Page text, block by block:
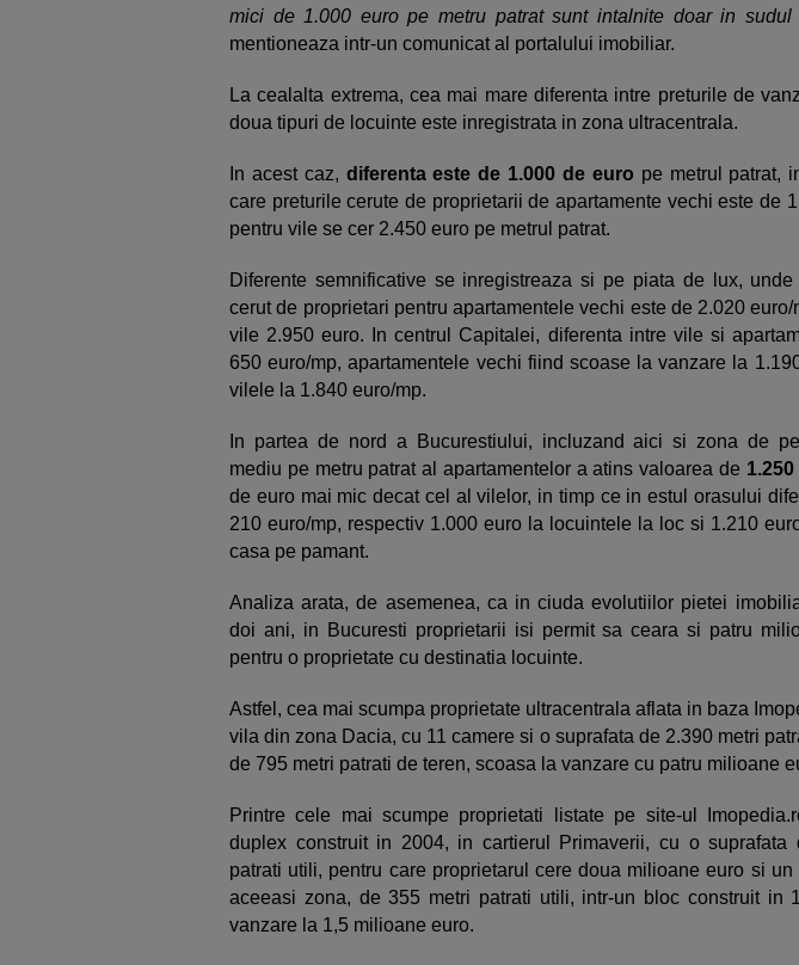
mici de 1.000 euro pe metru patrat sunt intalnite doar in sudul
mentioneaza intr-un comunicat al portalului imobiliar.
La cealalta extrema, cea mai mare diferenta intre preturile de
doua tipuri de locuinte este inregistrata in zona ultracentrala.
In acest caz, diferenta este de 1.000 de euro pe metrul patrat,
care preturile cerute de proprietarii de apartamente vechi este de
pentru vile se cer 2.450 euro pe metrul patrat.
Diferente semnificative se inregistreaza si pe piata de lux,
cerut de proprietari pentru apartamentele vechi este de 2.020 euro/
vile 2.950 euro. In centrul Capitalei, diferenta intre vile si
650 euro/mp, apartamentele vechi fiind scoase la vanzare la
vilele la 1.840 euro/mp.
In partea de nord a Bucurestiului, incluzand aici si zona de
mediu pe metru patrat al apartamentelor a atins valoarea de
de euro mai mic decat cel al vilelor, in timp ce in estul orasului
210 euro/mp, respectiv 1.000 euro la locuintele la loc si 1.210
casa pe pamant.
Analiza arata, de asemenea, ca in ciuda evolutiilor pietei
doi ani, in Bucuresti proprietarii isi permit sa ceara si patru
pentru o proprietate cu destinatia locuinte.
Astfel, cea mai scumpa proprietate ultracentrala aflata in baza
vila din zona Dacia, cu 11 camere si o suprafata de 2.390 metri
de 795 metri patrati de teren, scoasa la vanzare cu patru milioane
Printre cele mai scumpe proprietati listate pe site-ul
duplex construit in 2004, in cartierul Primaverii, cu o suprafata
patrati utili, pentru care proprietarul cere doua milioane euro si un
aceeasi zona, de 355 metri patrati utili, intr-un bloc construit in
vanzare la 1,5 milioane euro.